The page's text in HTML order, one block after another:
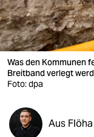
wahrheit
verlag
verlag
veranstaltungen
shop
fragen & hilfe
Was den Kommunen
Breitband verlegt
Foto: dpa
Aus Flöha